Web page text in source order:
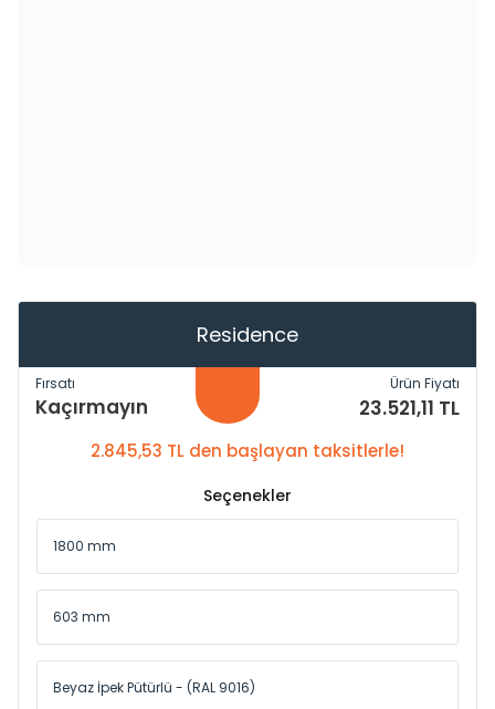
Residence
Fırsatı
Kaçırmayın
Ürün Fiyatı
23.521,11 TL
2.845,53 TL den başlayan taksitlerle!
Seçenekler